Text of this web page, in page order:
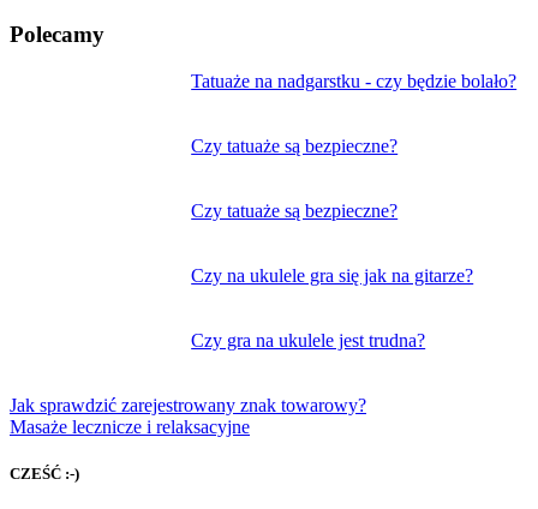
Polecamy
Tatuaże na nadgarstku - czy będzie bolało?
Czy tatuaże są bezpieczne?
Czy tatuaże są bezpieczne?
Czy na ukulele gra się jak na gitarze?
Czy gra na ukulele jest trudna?
Jak sprawdzić zarejestrowany znak towarowy?
Masaże lecznicze i relaksacyjne
CZEŚĆ :-)